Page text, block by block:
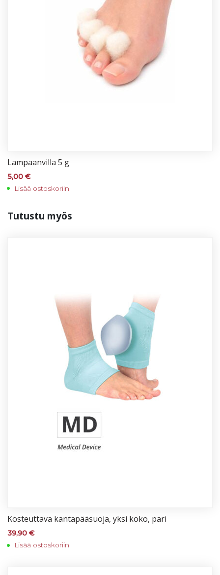
Lam­paan­vil­la 5 g
5,00 €
Lisää ostoskoriin
Tu­tus­tu myös
Kos­teut­ta­va kan­ta­pää­suo­ja, yk­si ko­ko, pa­ri
39,90 €
Lisää ostoskoriin